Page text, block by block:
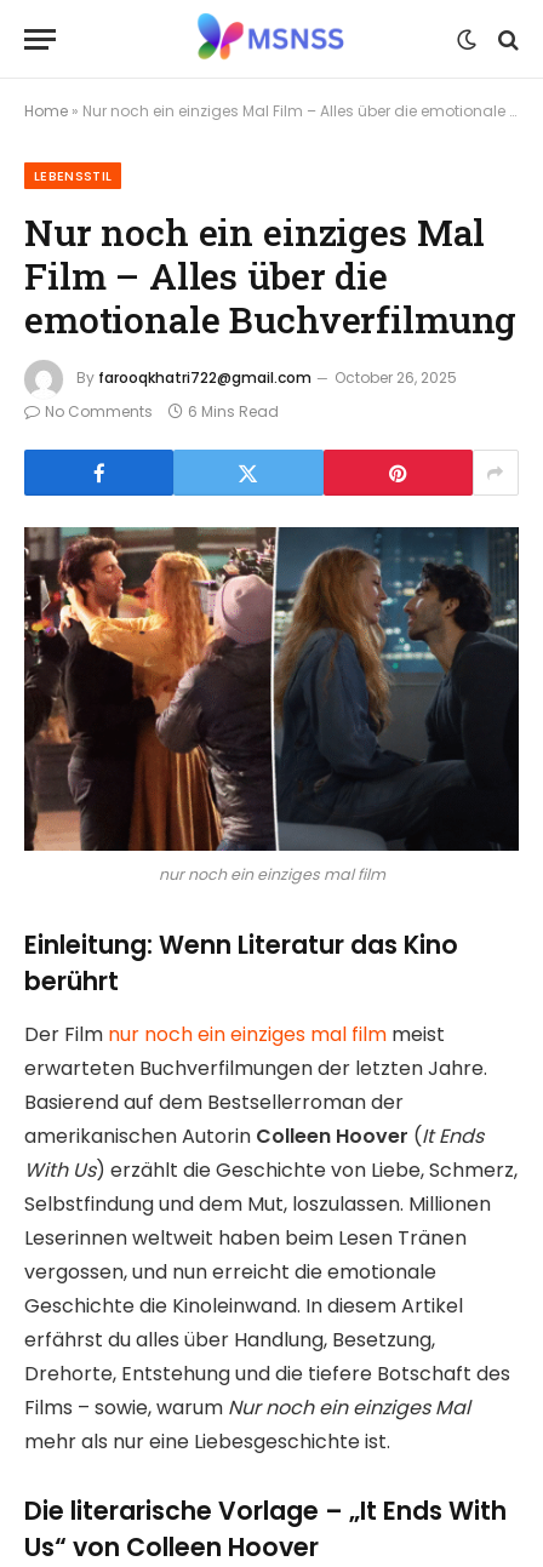
Home » Nur noch ein einziges Mal Film – Alles über die emotionale Buchverfilmung
LEBENSSTIL
Nur noch ein einziges Mal
Film – Alles über die
emotionale Buchverfilmung
By farooqkhatri722@gmail.com
October 26, 2025
No Comments
6 Mins Read
nur noch ein einziges mal film
Einleitung: Wenn Literatur das Kino
berührt
Der Film nur noch ein einziges mal film meist
erwarteten Buchverfilmungen der letzten Jahre.
Basierend auf dem Bestsellerroman der
amerikanischen Autorin Colleen Hoover (It Ends
With Us) erzählt die Geschichte von Liebe, Schmerz,
Selbstfindung und dem Mut, loszulassen. Millionen
Leserinnen weltweit haben beim Lesen Tränen
vergossen, und nun erreicht die emotionale
Geschichte die Kinoleinwand. In diesem Artikel
erfährst du alles über Handlung, Besetzung,
Drehorte, Entstehung und die tiefere Botschaft des
Films – sowie, warum Nur noch ein einziges Mal
mehr als nur eine Liebesgeschichte ist.
Die literarische Vorlage – „It Ends With
Us“ von Colleen Hoover